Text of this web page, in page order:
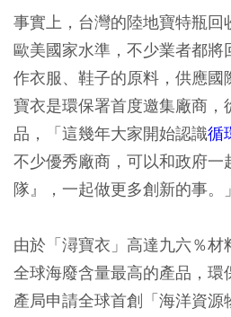
事實上，台灣的陸地寶特瓶回
歐美國家水準，不少業者都將
作衣服、鞋子的原料，供應
寶衣是環保署首度邀集廠商，
品，「這幾年大家開始認識循
不少優秀廠商，可以和政府一
隊』，一起做更多創新的事。
由於「潯寶衣」高達九六％材
全球海廢含量最高的產品，
產局申請全球首創「海洋資